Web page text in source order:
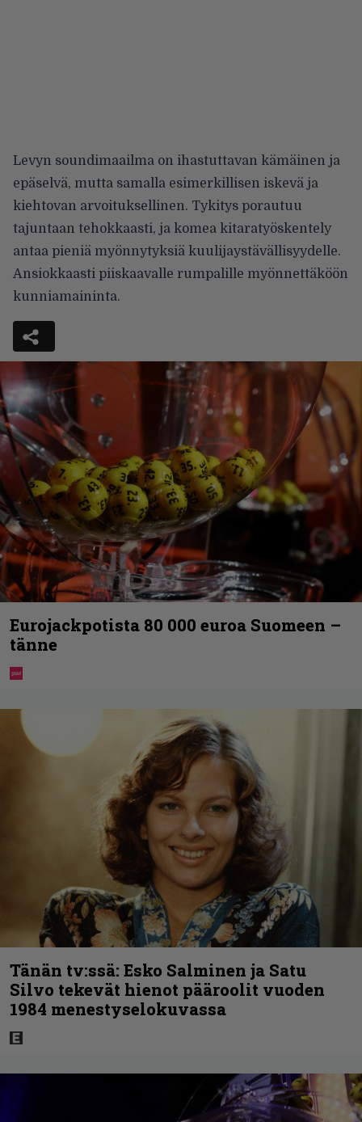
Levyn soundimaailma on ihastuttavan kämäinen ja
epäselvä, mutta samalla esimerkillisen iskevä ja
kiehtovan arvoituksellinen. Tykitys porautuu
tajuntaan tehokkaasti, ja komea kitaratyöskentely
antaa pieniä myönnytyksiä kuulijaystävällisyydelle.
Ansiokkaasti piiskaavalle rumpalille myönnettäköön
kunniamaininta.
Eurojackpotista 80 000 euroa Suomeen –
tänne
Tänän tv:ssä: Esko Salminen ja Satu
Silvo tekevät hienot pääroolit vuoden
1984 menestyselokuvassa